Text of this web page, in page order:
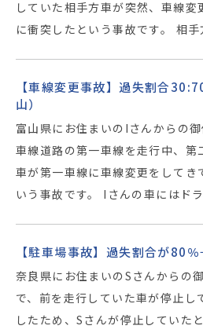
していた相手方車が突然、車線変
に衝突したという事故です。 相
【車線変更事故】過失割合
山）
富山県にお住まいのIさんからの
車線道路の第一車線を走行中、第
車が第一車線に車線変更をしてき
いう事故です。 Iさんの車にはド
【駐車場事故】過失割合が80
奈良県にお住まいのSさんからの
で、前を走行していた車が停止し
したため、Sさんが停止していた